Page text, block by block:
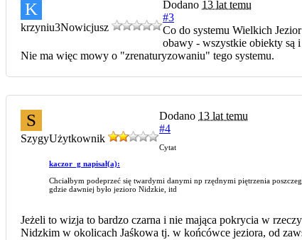
K
krzyniu3Nowicjusz
Dodano 13 lat temu
#3
Co do systemu Wielkich
obawy - wszystkie obiekty są
Nie ma więc mowy o "zrenaturyzowaniu" tego systemu.
S
SzygyUżytkownik
Dodano 13 lat temu
#4
Cytat
kaczor_g napisał(a):
Chciałbym podeprzeć się twardymi danymi np rzędnymi piętrzenia
gdzie dawniej było jezioro Nidzkie, itd
Jeżeli to wizja to bardzo czarna i nie mająca pokrycia w
Nidzkim w okolicach Jaśkowa tj. w końcówce jeziora, od